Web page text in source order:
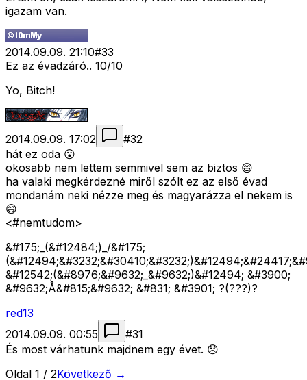
igazam van.
2014.09.09. 21:10#33
Ez az évadzáró.. 10/10
Yo, Bitch!
2014.09.09. 17:02 #32
hát ez oda 😮
okosabb nem lettem semmivel sem az biztos 😄
ha valaki megkérdezné miről szólt ez az első évad
mondanám neki nézze meg és magyarázza el nekem is
😄
<#nemtudom>
&#175;_(&#12484;)_/&#175;
&#12542;(&#8976;&#9632;_&#9632;)&#12494; &#3900;
&#9632;Å&#815;&#9632; &#831; &#3901; ?(???)?
red13
2014.09.09. 00:55
#31
És most várhatunk majdnem egy évet. 😞
Oldal 1 / 2Következő →